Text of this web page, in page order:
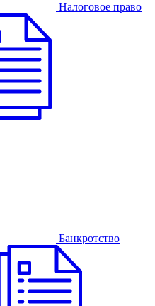
Налоговое право
Банкротство